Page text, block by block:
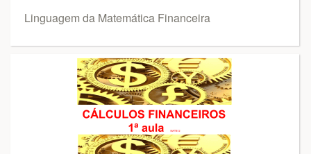
Linguagem da Matemática Financeira